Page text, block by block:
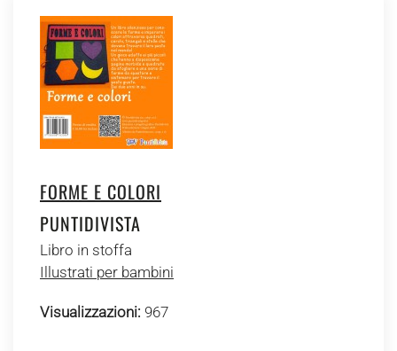
FORME E COLORI
PUNTIDIVISTA
Libro in stoffa
Illustrati per bambini
Visualizzazioni: 967